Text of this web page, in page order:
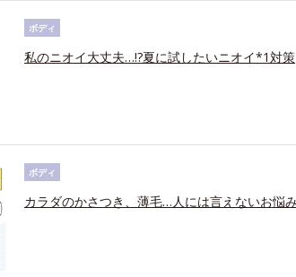
ボディ
私のニオイ大丈夫…!?夏に試したいニオイ*1対策
ボディ
カラダのかさつき、薄毛…人には言えないお悩